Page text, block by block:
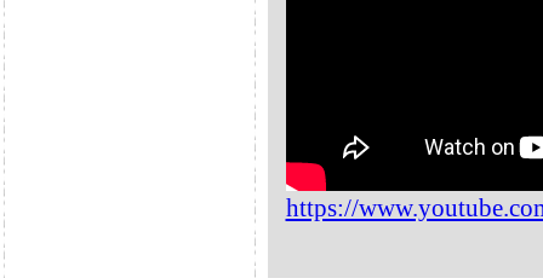
https://